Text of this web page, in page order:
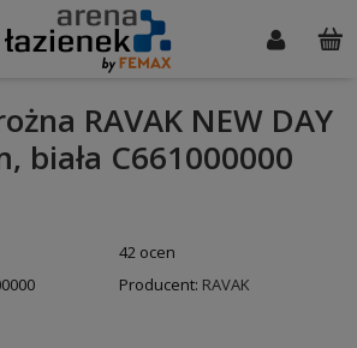
RAVAK NEW DAY
biała C661000000
42 ocen
Producent: RAVAK